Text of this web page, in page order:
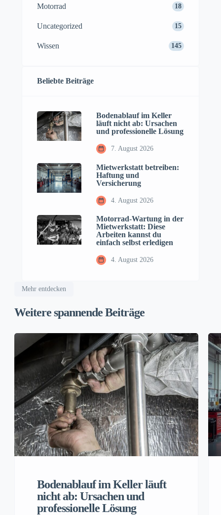
Motorrad 18
Uncategorized 15
Wissen 145
Beliebte Beiträge
Bodenablauf im Keller
läuft nicht ab: Ursachen
und professionelle Lösung
7. August 2026
Mietwerkstatt betreiben:
Haftung und
Versicherung
4. August 2026
Motorrad-Wartung in der
Mietwerkstatt: Diese
Arbeiten kannst du
einfach selbst erledigen
4. August 2026
Mehr entdecken
Weitere spannende Beiträge
Bodenablauf im Keller läuft
nicht ab: Ursachen und
professionelle Lösung